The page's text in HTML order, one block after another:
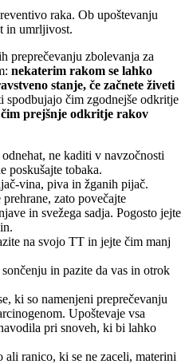
raka. Ob upoštevanju
in umrljivost.
preprečevanju zbolevanja za
nekaterim rakom se lahko
stanje, če začnete živeti
spodbujajo čim zgodnejše odkritje
čim prejšnje odkritje rakov
ne kaditi v navzočnosti
poskušajte tobaka.
vina, piva in žganih pijač.
zato povečajte
in svežega sadja. Pogosto jejte
na svojo TT in jejte čim manj
in pazite da vas in otrok
ki so namenjeni preprečevanju
Upoštevaje vsa
pri snoveh, ki bi lahko
ali ranico, ki se ne zaceli, materini